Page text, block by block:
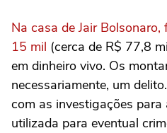
Na casa de Jair
15 mil (cerca de R$ 77,8
em dinheiro vivo. Os
necessariamente, um
com as investigações
utilizada para eventual